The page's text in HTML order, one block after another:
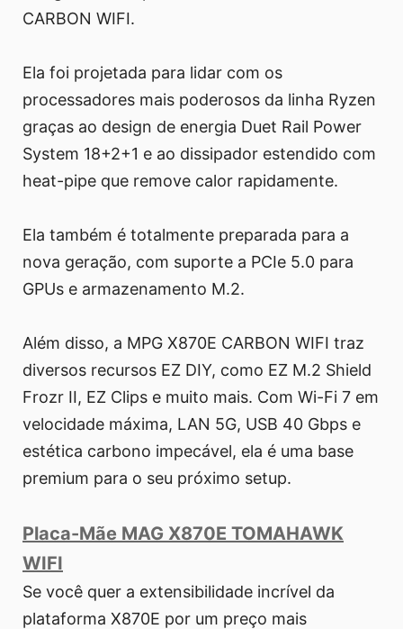
CARBON WIFI.
Ela foi projetada para lidar com os
processadores mais poderosos da linha Ryzen
graças ao design de energia Duet Rail Power
System 18+2+1 e ao dissipador estendido com
heat-pipe que remove calor rapidamente.
Ela também é totalmente preparada para a
nova geração, com suporte a PCIe 5.0 para
GPUs e armazenamento M.2.
Além disso, a MPG X870E CARBON WIFI traz
diversos recursos EZ DIY, como EZ M.2 Shield
Frozr II, EZ Clips e muito mais. Com Wi-Fi 7 em
velocidade máxima, LAN 5G, USB 40 Gbps e
estética carbono impecável, ela é uma base
premium para o seu próximo setup.
Placa-Mãe MAG X870E TOMAHAWK
WIFI
Se você quer a extensibilidade incrível da
plataforma X870E por um preço mais